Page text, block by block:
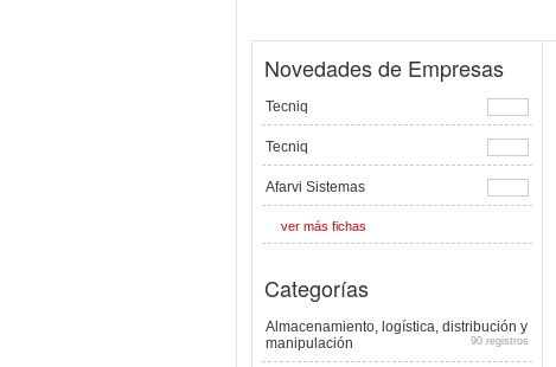
Novedades de Empresas
Tecniq
Tecniq
Afarvi Sistemas
ver más fichas
Categorías
Almacenamiento, logística, distribución y
manipulación
90 registros